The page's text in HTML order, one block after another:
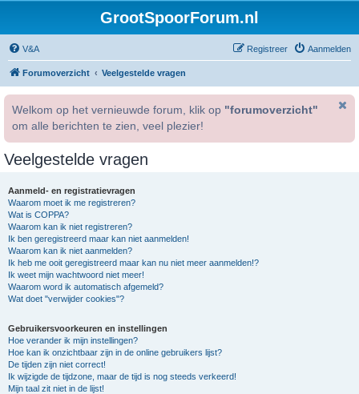
GrootSpoorForum.nl
V&A Aanmelden
Registreer
Forumoverzicht Veelgestelde vragen
Welkom op het vernieuwde forum, klik op "forumoverzicht"
om alle berichten te zien, veel plezier!
Veelgestelde vragen
Aanmeld- en registratievragen
Waarom moet ik me registreren?
Wat is COPPA?
Waarom kan ik niet registreren?
Ik ben geregistreerd maar kan niet aanmelden!
Waarom kan ik niet aanmelden?
Ik heb me ooit geregistreerd maar kan nu niet meer aanmelden!?
Ik weet mijn wachtwoord niet meer!
Waarom word ik automatisch afgemeld?
Wat doet "verwijder cookies"?
Gebruikersvoorkeuren en instellingen
Hoe verander ik mijn instellingen?
Hoe kan ik onzichtbaar zijn in de online gebruikers lijst?
De tijden zijn niet correct!
Ik wijzigde de tijdzone, maar de tijd is nog steeds verkeerd!
Mijn taal zit niet in de lijst!